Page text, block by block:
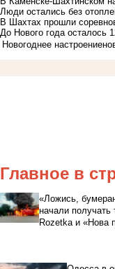
Люди остались без
В Шахтах прошли
До Нового года осталось
Новогоднее настроение
Главное в
«Ложись,
начали получать
Rozetka и «Нова